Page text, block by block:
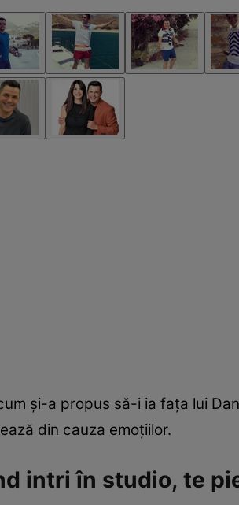
și-a propus să-i ia fața lui
din cauza emoțiilor.
intri în studio, te